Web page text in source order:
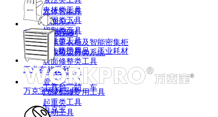
夹持类工具
紧固类工具
切割类工具
测量类工具
敲击类工具
表面修整类工具
刃具类工具
管道类工具
汽保机修专用工具
起重类工具
电动工具
立体智能库
智能AGV
智能存储
智能更衣柜及智能密集柜
智能垃圾分类系统
劳保耗材类系列
个人防护用品、工业耗材
工业存储系列
工具包、箱、车
万克宝系列工具
万克宝